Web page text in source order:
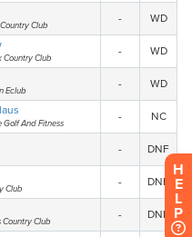
H
E
L
P